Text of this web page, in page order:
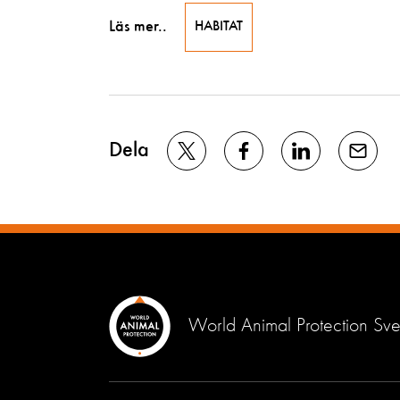
Läs mer.. HABITAT
Dela
World Animal Protection